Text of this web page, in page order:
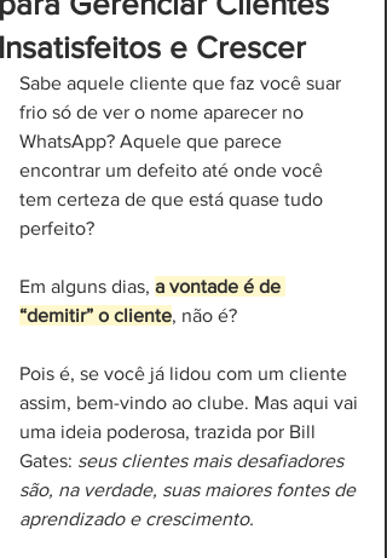
e Crescer
Sabe aquele cliente que faz você suar
frio só de ver o nome aparecer no
WhatsApp? Aquele que parece
encontrar um defeito até onde você
tem certeza de que está quase tudo
perfeito?
Em alguns dias, a vontade é de
“demitir” o cliente, não é?
Pois é, se você já lidou com um cliente
assim, bem-vindo ao clube. Mas aqui vai
uma ideia poderosa, trazida por Bill
Gates: seus clientes mais desafiadores
são, na verdade, suas maiores fontes de
aprendizado e crescimento.